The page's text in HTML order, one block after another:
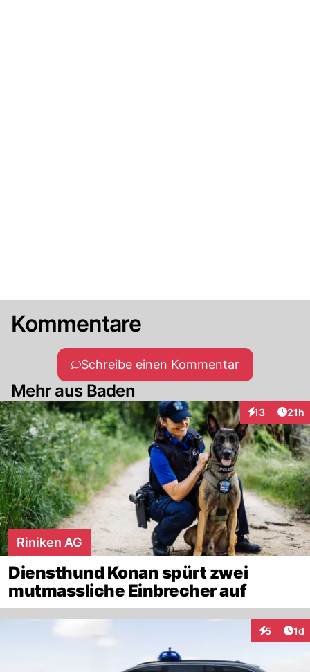
Kommentare
Schreibe einen Kommentar
Mehr aus Baden
13
Interaktionen
21h
Riniken AG
Diensthund Konan spürt zwei
mutmassliche Einbrecher auf
5 1d